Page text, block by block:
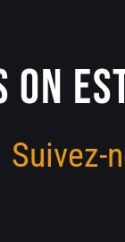
ON
Suivez-